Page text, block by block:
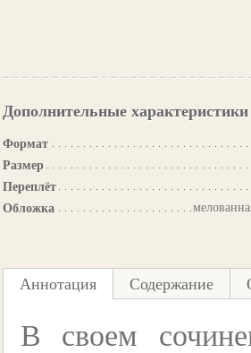
Дополнительные характеристики
Формат
Размер
Переплёт
Обложка
Аннотация Содержание
В своем